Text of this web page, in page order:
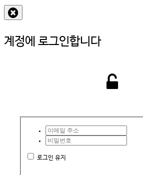
계정에 로그인합니다
로그인 유지